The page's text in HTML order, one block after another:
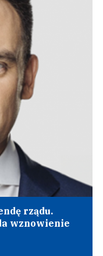
rządu.
wznowienie